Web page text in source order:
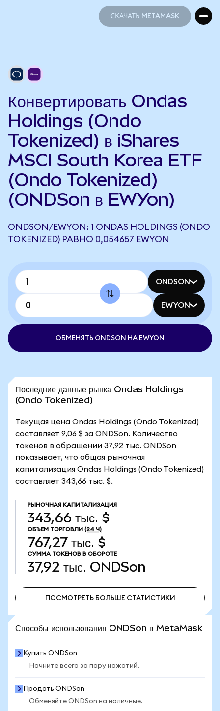
СКАЧАТЬ METAMASK
Конвертировать Ondas
Holdings (Ondo
Tokenized) в iShares
MSCI South Korea ETF
(Ondo Tokenized)
(ONDSon в EWYon)
ONDSON/EWYON: 1 ONDAS HOLDINGS (ONDO
TOKENIZED) РАВНО 0,054657 EWYON
ONDSON
EWYON
ОБМЕНЯТЬ ONDSON НА EWYON
Последние данные рынка Ondas Holdings
(Ondo Tokenized)
Текущая цена Ondas Holdings (Ondo Tokenized)
составляет 9,06 $ за ONDSon. Количество
токенов в обращении 37,92 тыс. ONDSon
показывает, что общая рыночная
капитализация Ondas Holdings (Ondo Tokenized)
составляет 343,66 тыс. $.
РЫНОЧНАЯ КАПИТАЛИЗАЦИЯ
343,66 тыс. $
ОБЪЕМ ТОРГОВЛИ (24 Ч)
767,27 тыс. $
СУММА ТОКЕНОВ В ОБОРОТЕ
37,92 тыс. ONDSon
ПОСМОТРЕТЬ БОЛЬШЕ СТАТИСТИКИ
Способы использования ONDSon в MetaMask
Купить ONDSon
Начните всего за пару нажатий.
Продать ONDSon
Обменяйте ONDSon на наличные.